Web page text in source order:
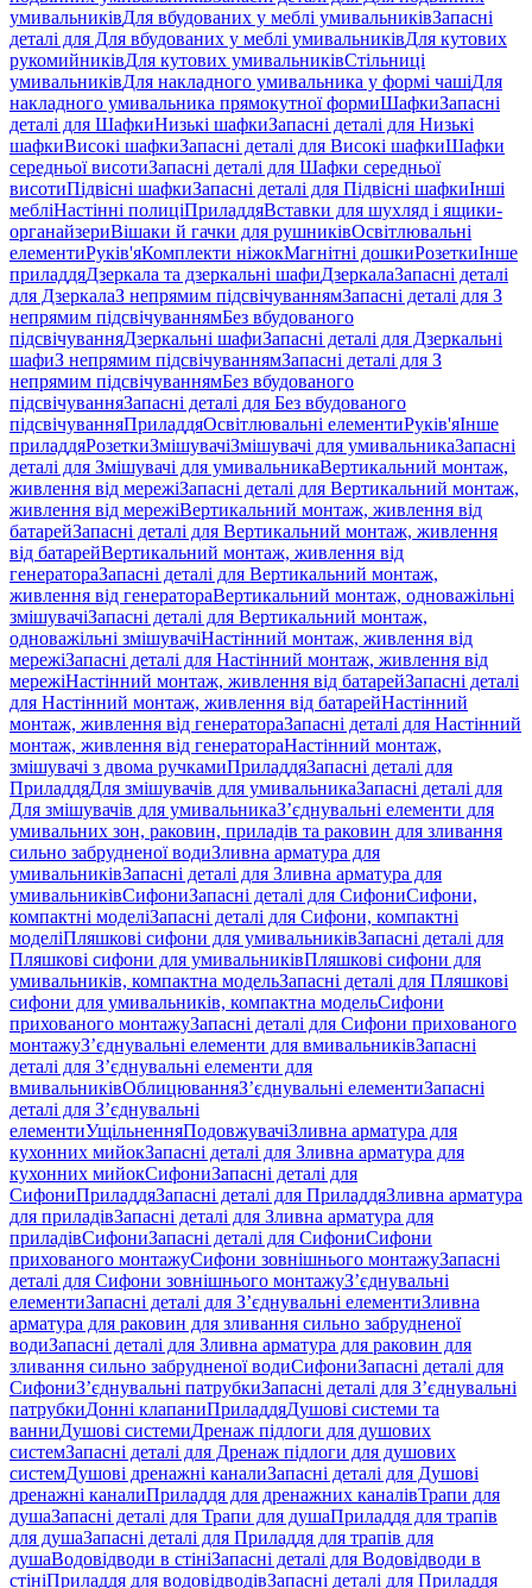
умивальниківДля вбудованих у меблі умивальниківЗапасні
деталі для Для вбудованих у меблі умивальниківДля кутових
рукомийниківДля кутових умивальниківСтільниці
умивальниківДля накладного умивальника у формі чашіДля
накладного умивальника прямокутної формиШафкиЗапасні
деталі для ШафкиНизькі шафкиЗапасні деталі для Низькі
шафкиВисокі шафкиЗапасні деталі для Високі шафкиШафки
середньої висотиЗапасні деталі для Шафки середньої
висотиПідвісні шафкиЗапасні деталі для Підвісні шафкиІнші
мебліНастінні полиціПриладдяВставки для шухляд і ящики-
органайзериВішаки й гачки для рушниківОсвітлювальні
елементиРуків'яКомплекти ніжокМагнітні дошкиРозеткиІнше
приладдяДзеркала та дзеркальні шафиДзеркалаЗапасні деталі
для ДзеркалаЗ непрямим підсвічуваннямЗапасні деталі для З
непрямим підсвічуваннямБез вбудованого
підсвічуванняДзеркальні шафиЗапасні деталі для Дзеркальні
шафиЗ непрямим підсвічуваннямЗапасні деталі для З
непрямим підсвічуваннямБез вбудованого
підсвічуванняЗапасні деталі для Без вбудованого
підсвічуванняПриладдяОсвітлювальні елементиРуків'яІнше
приладдяРозеткиЗмішувачіЗмішувачі для умивальникаЗапасні
деталі для Змішувачі для умивальникаВертикальний монтаж,
живлення від мережіЗапасні деталі для Вертикальний монтаж,
живлення від мережіВертикальний монтаж, живлення від
батарейЗапасні деталі для Вертикальний монтаж, живлення
від батарейВертикальний монтаж, живлення від
генератораЗапасні деталі для Вертикальний монтаж,
живлення від генератораВертикальний монтаж, одноважільні
змішувачіЗапасні деталі для Вертикальний монтаж,
одноважільні змішувачіНастінний монтаж, живлення від
мережіЗапасні деталі для Настінний монтаж, живлення від
мережіНастінний монтаж, живлення від батарейЗапасні деталі
для Настінний монтаж, живлення від батарейНастінний
монтаж, живлення від генератораЗапасні деталі для Настінний
монтаж, живлення від генератораНастінний монтаж,
змішувачі з двома ручкамиПриладдяЗапасні деталі для
ПриладдяДля змішувачів для умивальникаЗапасні деталі для
Для змішувачів для умивальникаЗ’єднувальні елементи для
умивальних зон, раковин, приладів та раковин для зливання
сильно забрудненої водиЗливна арматура для
умивальниківЗапасні деталі для Зливна арматура для
умивальниківСифониЗапасні деталі для СифониСифони,
компактні моделіЗапасні деталі для Сифони, компактні
моделіПляшкові сифони для умивальниківЗапасні деталі для
Пляшкові сифони для умивальниківПляшкові сифони для
умивальників, компактна модельЗапасні деталі для Пляшкові
сифони для умивальників, компактна модельСифони
прихованого монтажуЗапасні деталі для Сифони прихованого
монтажуЗ’єднувальні елементи для вмивальниківЗапасні
деталі для З’єднувальні елементи для
вмивальниківОблицюванняЗ’єднувальні елементиЗапасні
деталі для З’єднувальні
елементиУщільненняПодовжувачіЗливна арматура для
кухонних мийокЗапасні деталі для Зливна арматура для
кухонних мийокСифониЗапасні деталі для
СифониПриладдяЗапасні деталі для ПриладдяЗливна арматура
для приладівЗапасні деталі для Зливна арматура для
приладівСифониЗапасні деталі для СифониСифони
прихованого монтажуСифони зовнішнього монтажуЗапасні
деталі для Сифони зовнішнього монтажуЗ’єднувальні
елементиЗапасні деталі для З’єднувальні елементиЗливна
арматура для раковин для зливання сильно забрудненої
водиЗапасні деталі для Зливна арматура для раковин для
зливання сильно забрудненої водиСифониЗапасні деталі для
СифониЗ’єднувальні патрубкиЗапасні деталі для З’єднувальні
патрубкиДонні клапаниПриладдяДушові системи та
ванниДушові системиДренаж підлоги для душових
системЗапасні деталі для Дренаж підлоги для душових
системДушові дренажні каналиЗапасні деталі для Душові
дренажні каналиПриладдя для дренажних каналівТрапи для
душаЗапасні деталі для Трапи для душаПриладдя для трапів
для душаЗапасні деталі для Приладдя для трапів для
душаВодовідводи в стініЗапасні деталі для Водовідводи в
стініПриладдя для водовідводівЗапасні деталі для Приладдя